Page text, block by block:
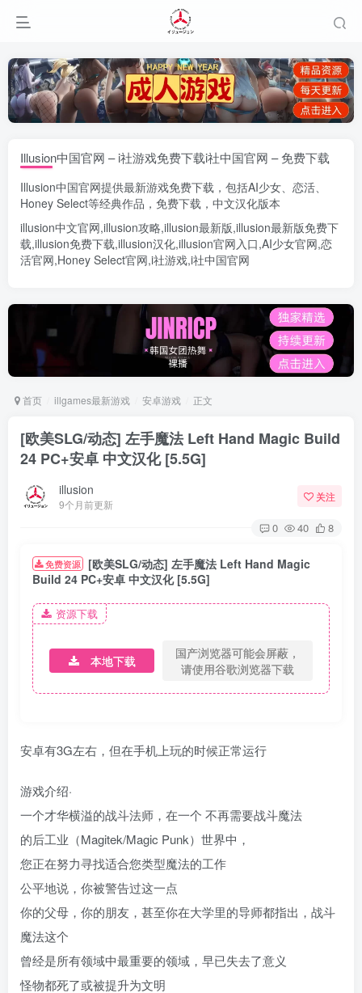
Illusion中国官网 – i社游戏免费下载i社中国官网 – 免费下载
Illusion中国官网提供最新游戏免费下载，包括AI少女、 恋活、
Honey Select等经典作品，免费下载，中文汉化版本
illusion中文官网,illusion攻略,illusion最新版,illusion最新版免费下
载,illusion免费下载,illusion汉化,illusion官网入口,AI少女官网,恋
活官网,Honey Select官网,i社游戏,i社中国官网
首页 illgames最新游戏 安卓游戏 正文
[欧美SLG/动态] 左手魔法 Left Hand Magic Build
24 PC+安卓 中文汉化 [5.5G]
illusion
9个月前更新
关注
0 40 8
免费资源
[欧美SLG/动态] 左手魔法 Left Hand Magic
Build 24 PC+安卓 中文汉化 [5.5G]
资源下载
本地下载
国产浏览器可能会屏蔽，
请使用谷歌浏览器下载
安卓有3G左右，但在手机上玩的时候正常运行
游戏介绍·
一个才华横溢的战斗法师，在一个 不再需要战斗魔法
的后工业（Magitek/Magic Punk）世界中，
您正在努力寻找适合您类型魔法的工作
公平地说，你被警告过这一点
你的父母，你的朋友，甚至你在大学里的导师都指出，战斗
魔法这个
曾经是所有领域中最重要的领域，早已失去了意义
怪物都死了或被提升为文明